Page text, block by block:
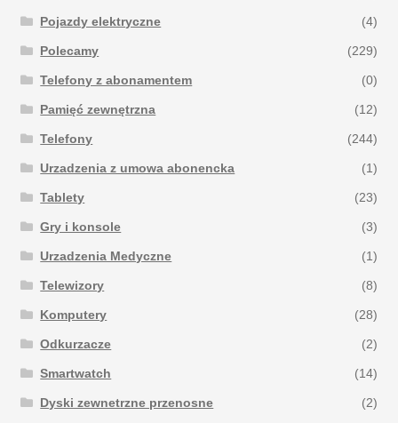
Pojazdy elektryczne (4)
Polecamy (229)
Telefony z abonamentem (0)
Pamięć zewnętrzna (12)
Telefony (244)
Urzadzenia z umowa abonencka (1)
Tablety (23)
Gry i konsole (3)
Urzadzenia Medyczne (1)
Telewizory (8)
Komputery (28)
Odkurzacze (2)
Smartwatch (14)
Dyski zewnetrzne przenosne (2)